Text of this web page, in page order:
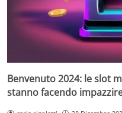
Benvenuto 2024: le slot
stanno facendo